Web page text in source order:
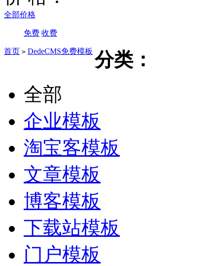
全部价格
免费 收费
首页 > DedeCMS免费模板 分类：
全部
企业模板
淘宝客模板
文章模板
博客模板
下载站模板
门户模板